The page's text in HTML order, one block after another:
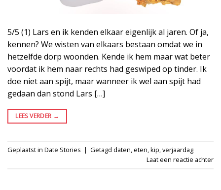
5/5 (1) Lars en ik kenden elkaar eigenlijk al jaren. Of ja,
kennen? We wisten van elkaars bestaan omdat we in
hetzelfde dorp woonden. Kende ik hem maar wat beter
voordat ik hem naar rechts had geswiped op tinder. Ik
doe niet aan spijt, maar wanneer ik wel aan spijt had
gedaan dan stond Lars […]
LEES VERDER →
Geplaatst in Date Stories | Getagd daten,eten,kip,verjaardag
Laat een reactie achter